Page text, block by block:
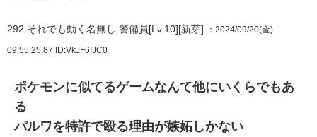
292 それでも動く名無し 警備員[Lv.10][新芽] ：2024/09/20(金)
09:55:25.87 ID:VkJF6IJC0
ポケモンに似てるゲームなんて他にいくらでもあ
る
パルワを特許で殴る理由が嫉妬しかない